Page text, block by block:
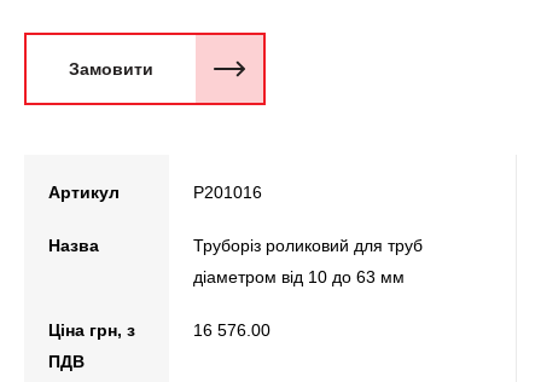
Замовити
Артикул P201016
Назва
Труборіз роликовий для труб
діаметром від 10 до 63 мм
Ціна грн, з
ПДВ
16 576.00